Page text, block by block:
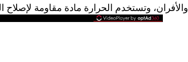
والأفران، وتستخدم الحرارة مادة مقاومة لإصلاح